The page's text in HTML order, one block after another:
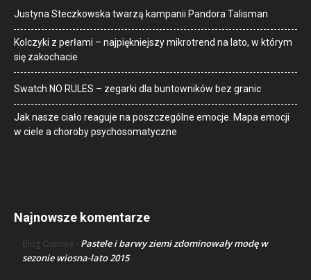
Justyna Steczkowska twarzą kampanii Pandora Talisman
Kolczyki z perłami – najpiękniejszy mikrotrend na lato, w którym
się zakochacie
Swatch NO RULES – zegarki dla buntowników bez granic
Jak nasze ciało reaguje na poszczególne emocje. Mapa emocji
w ciele a choroby psychosomatyczne
Najnowsze komentarze
Blog Ozonee - Pastele i barwy ziemi zdominowały modę w
sezonie wiosna-lato 2015